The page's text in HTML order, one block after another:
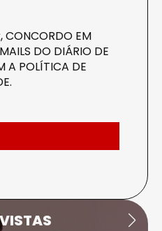
CONCORDO EM
DO DIÁRIO DE
A POLÍTICA DE
.